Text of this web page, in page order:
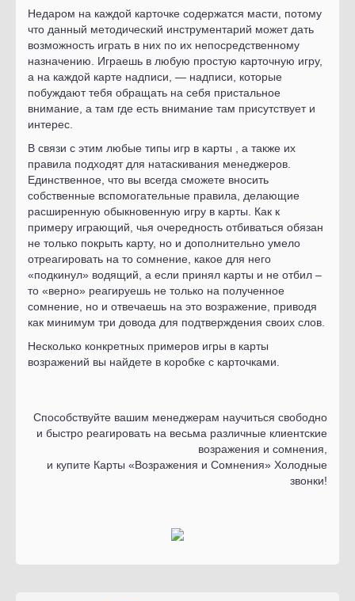
Недаром на каждой карточке содержатся масти, потому
что данный методический инструментарий может дать
возможность играть в них по их непосредственному
назначению. Играешь в любую простую карточную игру,
а на каждой карте надписи, — надписи, которые
побуждают тебя обращать на себя пристальное
внимание, а там где есть внимание там присутствует и
интерес.
В связи с этим любые типы игр в карты , а также их
правила подходят для натаскивания менеджеров.
Единственное, что вы всегда сможете вносить
собственные вспомогательные правила, делающие
расширенную обыкновенную игру в карты. Как к
примеру играющий, чья очередность отбиваться обязан
не только покрыть карту, но и дополнительно умело
отреагировать на то сомнение, какое для него
«подкинул» водящий, а если принял карты и не отбил –
то «верно» реагируешь не только на полученное
сомнение, но и отвечаешь на это возражение, приводя
как минимум три довода для подтверждения своих слов.
Несколько конкретных примеров игры в карты
возражений вы найдете в коробке с карточками.
Способствуйте вашим менеджерам научиться свободно
и быстро реагировать на весьма различные клиентские
возражения и сомнения,
и купите Карты «Возражения и Сомнения» Холодные
звонки!